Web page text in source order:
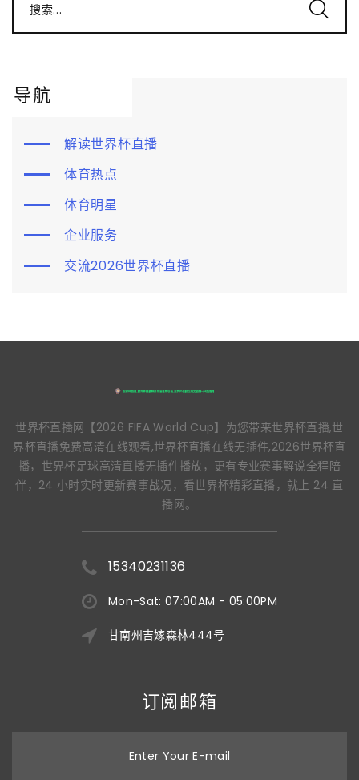
搜索...
导航
解读世界杯直播
体育热点
体育明星
企业服务
交流2026世界杯直播
世界杯直播网【2026 FIFA World Cup】为您带来世界杯直播,世
界杯直播免费高清在线观看,世界杯直播在线无插件,2026世界杯直
播，世界杯足球高清直播无插件播放，更有专业赛事解说全程陪
伴，24 小时实时更新赛事战况，看世界杯精彩直播，就上 24 直
播网。
15340231136
Mon-Sat: 07:00AM - 05:00PM
甘南州吉嫁森林444号
订阅邮箱
Enter Your E-mail